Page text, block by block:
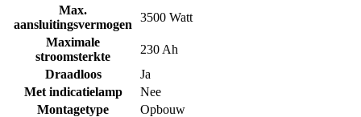
Max.
aansluitingsvermogen
3500 Watt
Maximale
stroomsterkte
230 Ah
Draadloos
Ja
Met indicatielamp
Nee
Montagetype
Opbouw